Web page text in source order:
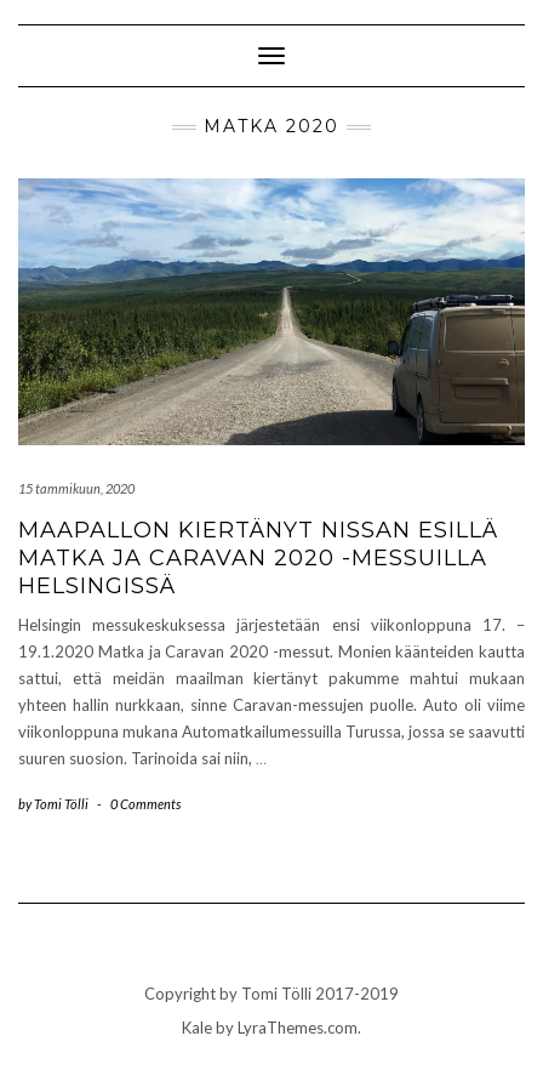
Toggle Navigation
MATKA 2020
15 tammikuun, 2020
MAAPALLON KIERTÄNYT NISSAN ESILLÄ
MATKA JA CARAVAN 2020 -MESSUILLA
HELSINGISSÄ
Helsingin messukeskuksessa järjestetään ensi viikonloppuna 17. –
19.1.2020 Matka ja Caravan 2020 -messut. Monien käänteiden kautta
sattui, että meidän maailman kiertänyt pakumme mahtui mukaan
yhteen hallin nurkkaan, sinne Caravan-messujen puolle. Auto oli viime
viikonloppuna mukana Automatkailumessuilla Turussa, jossa se saavutti
suuren suosion. Tarinoida sai niin, …
byTomi Tölli - 0 Comments
Copyright by Tomi Tölli 2017-2019
Kaleby LyraThemes.com.